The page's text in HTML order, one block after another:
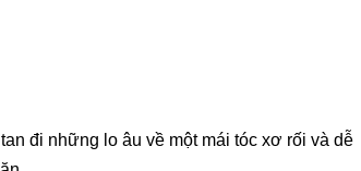
đi những lo âu về một mái tóc xơ rối và dễ